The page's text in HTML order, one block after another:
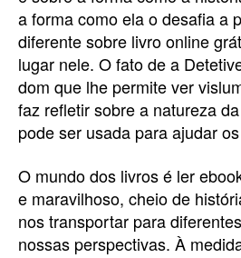
a forma como ela o desafia a
diferente sobre livro online
lugar nele. O fato de a
dom que lhe permite ver
faz refletir sobre a natureza
pode ser usada para ajudar
O mundo dos livros é ler
e maravilhoso, cheio de
nos transportar para
nossas perspectivas. À